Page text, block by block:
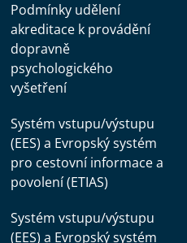
Podmínky udělení
akreditace k provádění
dopravně
psychologického
vyšetření
Systém vstupu/výstupu
(EES) a Evropský systém
pro cestovní informace a
povolení (ETIAS)
Systém vstupu/výstupu
(EES) a Evropský systém